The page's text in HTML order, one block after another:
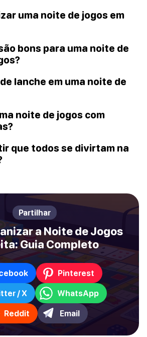
uma noite de jogos em
bons para uma noite de
lanche em uma noite de
noite de jogos com
que todos se divirtam na
Partilhar
a Noite de Jogos
Guia Completo
Pinterest
/ X WhatsApp
Reddit Email